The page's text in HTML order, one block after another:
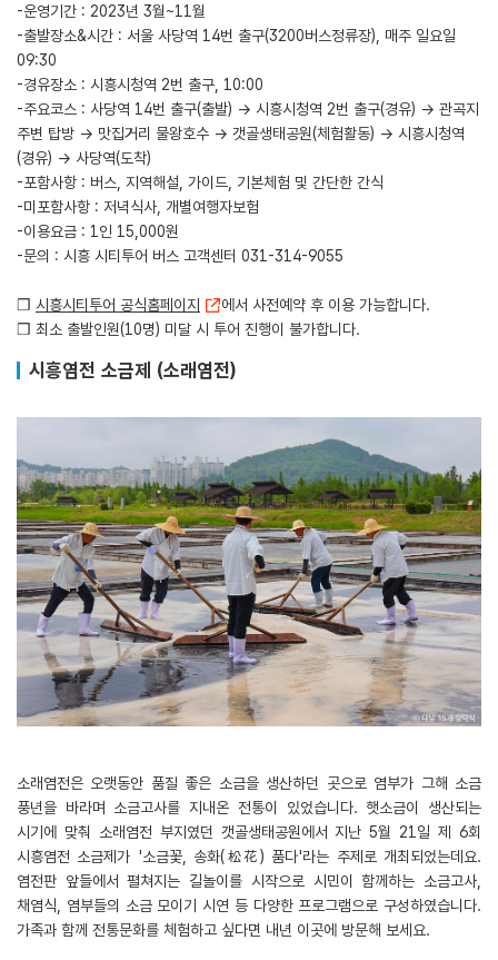
-운영기간 : 2023년 3월~11월
-출발장소&시간 : 서울 사당역 14번 출구(3200버스정류장), 매주 일요일
09:30
-경유장소 : 시흥시청역 2번 출구, 10:00
-주요코스 : 사당역 14번 출구(출발) → 시흥시청역 2번 출구(경유) → 관곡지
주변 탑방 → 맛집거리 물왕호수 → 갯골생태공원(체험활동) → 시흥시청역
(경유) → 사당역(도착)
-포함사항 : 버스, 지역해설, 가이드, 기본체험 및 간단한 간식
-미포함사항 : 저녁식사, 개별여행자보험
-이용요금 : 1인 15,000원
-문의 : 시흥 시티투어 버스 고객센터 031-314-9055
❒ 시흥시티투어 공식홈페이지
에서 사전예약 후 이용 가능합니다.
❒ 최소 출발인원(10명) 미달 시 투어 진행이 불가합니다.
시흥염전 소금제 (소래염전)
소래염전은 오랫동안 품질 좋은 소금을 생산하던 곳으로 염부가 그해 소금
풍년을 바라며 소금고사를 지내온 전통이 있었습니다. 햇소금이 생산되는
시기에 맞춰 소래염전 부지였던 갯골생태공원에서 지난 5월 21일 제 6회
시흥염전 소금제가 '소금꽃, 송화(松花) 품다'라는 주제로 개최되었는데요.
염전판 앞들에서 펼쳐지는 길놀이를 시작으로 시민이 함께하는 소금고사,
채염식, 염부들의 소금 모이기 시연 등 다양한 프로그램으로 구성하였습니다.
가족과 함께 전통문화를 체험하고 싶다면 내년 이곳에 방문해 보세요.